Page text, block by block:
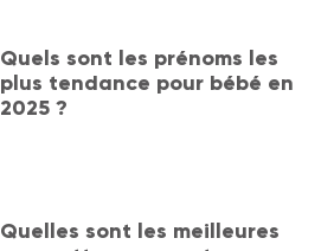
Quels sont les prénoms les
plus tendance pour bébé en
2025 ?
Quelles sont les meilleures